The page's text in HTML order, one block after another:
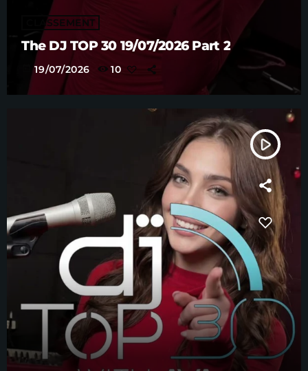
CLASSEMENT
The DJ TOP 30 19/07/2026 Part 2
19/07/2026 10
play_arrow